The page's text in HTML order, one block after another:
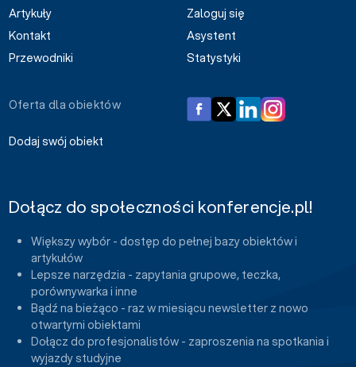
Artykuły
Kontakt
Przewodniki
Zaloguj się
Asystent
Statystyki
Oferta dla obiektów
Dodaj swój obiekt
Dołącz do społeczności konferencje.pl!
Większy wybór - dostęp do pełnej bazy obiektów i
artykułów
Lepsze narzędzia - zapytania grupowe, teczka,
porównywarka i inne
Bądź na bieżąco - raz w miesiącu newsletter z nowo
otwartymi obiektami
Dołącz do profesjonalistów - zaproszenia na spotkania i
wyjazdy studyjne